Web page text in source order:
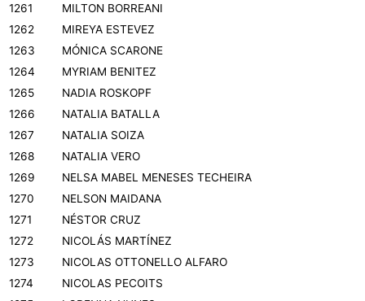
1261
MILTON BORREANI
1262
MIREYA ESTEVEZ
1263
MÓNICA SCARONE
1264
MYRIAM BENITEZ
1265
NADIA ROSKOPF
1266
NATALIA BATALLA
1267
NATALIA SOIZA
1268
NATALIA VERO
1269
NELSA MABEL MENESES TECHEIRA
1270
NELSON MAIDANA
1271
NÉSTOR CRUZ
1272
NICOLÁS MARTÍNEZ
1273
NICOLAS OTTONELLO ALFARO
1274
NICOLAS PECOITS